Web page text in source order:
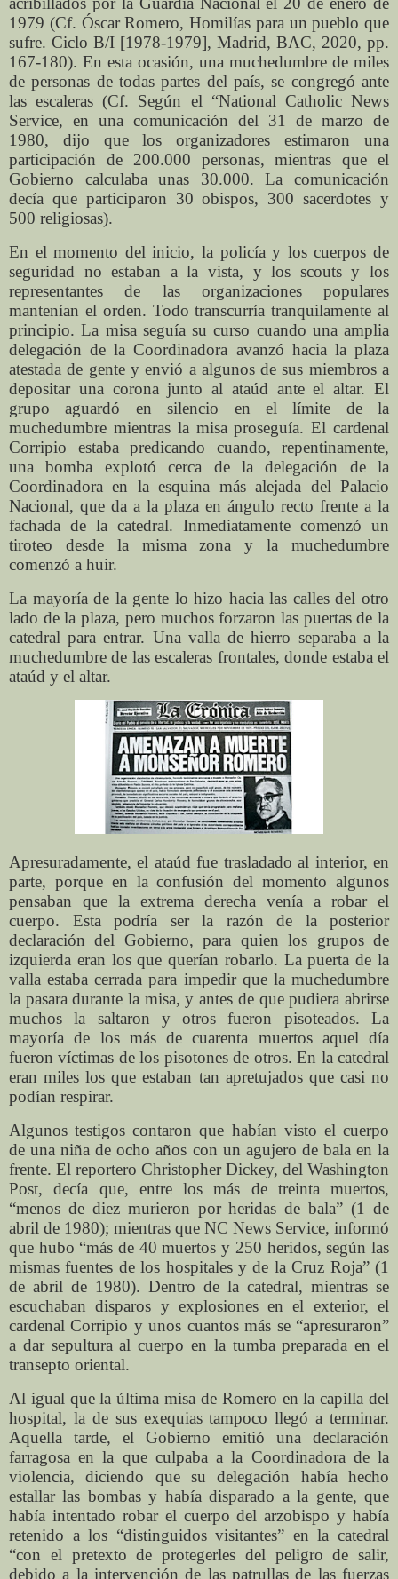
1979 (Cf. Óscar Romero, Homilías para un pueblo que
sufre. Ciclo B/I [1978-1979], Madrid, BAC, 2020, pp.
167-180). En esta ocasión, una muchedumbre de miles
de personas de todas partes del país, se congregó ante
las escaleras (Cf. Según el “National Catholic News
Service, en una comunicación del 31 de marzo de
1980, dijo que los organizadores estimaron una
participación de 200.000 personas, mientras que el
Gobierno calculaba unas 30.000. La comunicación
decía que participaron 30 obispos, 300 sacerdotes y
500 religiosas).
En el momento del inicio, la policía y los cuerpos de
seguridad no estaban a la vista, y los scouts y los
representantes de las organizaciones populares
mantenían el orden. Todo transcurría tranquilamente al
principio. La misa seguía su curso cuando una amplia
delegación de la Coordinadora avanzó hacia la plaza
atestada de gente y envió a algunos de sus miembros a
depositar una corona junto al ataúd ante el altar. El
grupo aguardó en silencio en el límite de la
muchedumbre mientras la misa proseguía. El cardenal
Corripio estaba predicando cuando, repentinamente,
una bomba explotó cerca de la delegación de la
Coordinadora en la esquina más alejada del Palacio
Nacional, que da a la plaza en ángulo recto frente a la
fachada de la catedral. Inmediatamente comenzó un
tiroteo desde la misma zona y la muchedumbre
comenzó a huir.
La mayoría de la gente lo hizo hacia las calles del otro
lado de la plaza, pero muchos forzaron las puertas de la
catedral para entrar. Una valla de hierro separaba a la
muchedumbre de las escaleras frontales, donde estaba el
ataúd y el altar.
Apresuradamente, el ataúd fue trasladado al interior, en
parte, porque en la confusión del momento algunos
pensaban que la extrema derecha venía a robar el
cuerpo. Esta podría ser la razón de la posterior
declaración del Gobierno, para quien los grupos de
izquierda eran los que querían robarlo. La puerta de la
valla estaba cerrada para impedir que la muchedumbre
la pasara durante la misa, y antes de que pudiera abrirse
muchos la saltaron y otros fueron pisoteados. La
mayoría de los más de cuarenta muertos aquel día
fueron víctimas de los pisotones de otros. En la catedral
eran miles los que estaban tan apretujados que casi no
podían respirar.
Algunos testigos contaron que habían visto el cuerpo
de una niña de ocho años con un agujero de bala en la
frente. El reportero Christopher Dickey, del Washington
Post, decía que, entre los más de treinta muertos,
“menos de diez murieron por heridas de bala” (1 de
abril de 1980); mientras que NC News Service, informó
que hubo “más de 40 muertos y 250 heridos, según las
mismas fuentes de los hospitales y de la Cruz Roja” (1
de abril de 1980). Dentro de la catedral, mientras se
escuchaban disparos y explosiones en el exterior, el
cardenal Corripio y unos cuantos más se “apresuraron”
a dar sepultura al cuerpo en la tumba preparada en el
transepto oriental.
Al igual que la última misa de Romero en la capilla del
hospital, la de sus exequias tampoco llegó a terminar.
Aquella tarde, el Gobierno emitió una declaración
farragosa en la que culpaba a la Coordinadora de la
violencia, diciendo que su delegación había hecho
estallar las bombas y había disparado a la gente, que
había intentado robar el cuerpo del arzobispo y había
retenido a los “distinguidos visitantes” en la catedral
“con el pretexto de protegerles del peligro de salir,
debido a la intervención de las patrullas de las fuerzas